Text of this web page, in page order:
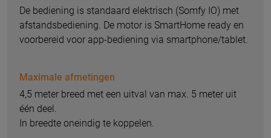
De bediening is standaard elektrisch (Somfy IO) met
afstandsbediening. De motor is SmartHome ready en
voorbereid voor app-bediening via smartphone/tablet.
Maximale afmetingen
4,5 meter breed met een uitval van max. 5 meter uit
één deel.
In breedte oneindig te koppelen.